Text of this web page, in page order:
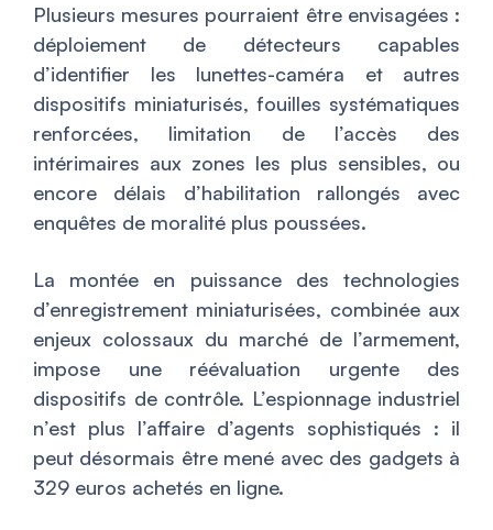
Plusieurs mesures pourraient être envisagées :
déploiement de détecteurs capables
d’identifier les lunettes-caméra et autres
dispositifs miniaturisés, fouilles systématiques
renforcées, limitation de l’accès des
intérimaires aux zones les plus sensibles, ou
encore délais d’habilitation rallongés avec
enquêtes de moralité plus poussées.
La montée en puissance des technologies
d’enregistrement miniaturisées, combinée aux
enjeux colossaux du marché de l’armement,
impose une réévaluation urgente des
dispositifs de contrôle. L’espionnage industriel
n’est plus l’affaire d’agents sophistiqués : il
peut désormais être mené avec des gadgets à
329 euros achetés en ligne.